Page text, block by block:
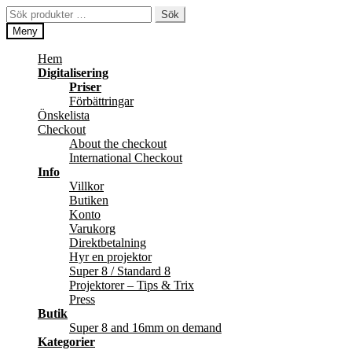
Hoppa
till
navigering
Hoppa
till
innehåll
Sök
efter:
Sök
Meny
Hem
Digitalisering
Priser
Förbättringar
Önskelista
Checkout
About the checkout
International Checkout
Info
Villkor
Butiken
Konto
Varukorg
Direktbetalning
Hyr en projektor
Super 8 / Standard 8
Projektorer – Tips & Trix
Press
Butik
Super 8 and 16mm on demand
Kategorier